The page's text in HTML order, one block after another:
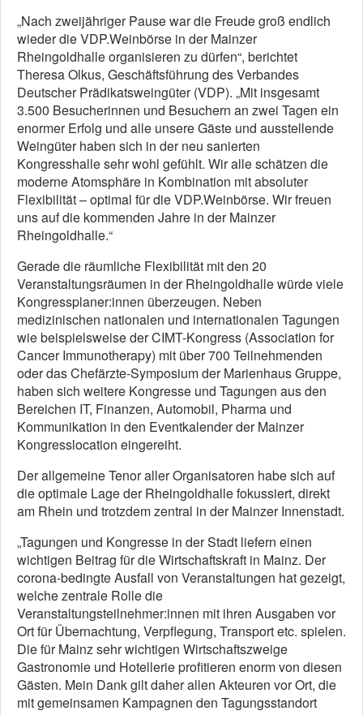
„Nach zweijähriger Pause war die Freude groß endlich
wieder die VDP.Weinbörse in der Mainzer
Rheingoldhalle organisieren zu dürfen“, berichtet
Theresa Olkus, Geschäftsführung des Verbandes
Deutscher Prädikatsweingüter (VDP). „Mit insgesamt
3.500 Besucherinnen und Besuchern an zwei Tagen ein
enormer Erfolg und alle unsere Gäste und ausstellende
Weingüter haben sich in der neu sanierten
Kongresshalle sehr wohl gefühlt. Wir alle schätzen die
moderne Atomsphäre in Kombination mit absoluter
Flexibilität – optimal für die VDP.Weinbörse. Wir freuen
uns auf die kommenden Jahre in der Mainzer
Rheingoldhalle.“
Gerade die räumliche Flexibilität mit den 20
Veranstaltungsräumen in der Rheingoldhalle würde viele
Kongressplaner:innen überzeugen. Neben
medizinischen nationalen und internationalen Tagungen
wie beispielsweise der CIMT-Kongress (Association for
Cancer Immunotherapy) mit über 700 Teilnehmenden
oder das Chefärzte-Symposium der Marienhaus Gruppe,
haben sich weitere Kongresse und Tagungen aus den
Bereichen IT, Finanzen, Automobil, Pharma und
Kommunikation in den Eventkalender der Mainzer
Kongresslocation eingereiht.
Der allgemeine Tenor aller Organisatoren habe sich auf
die optimale Lage der Rheingoldhalle fokussiert, direkt
am Rhein und trotzdem zentral in der Mainzer Innenstadt.
„Tagungen und Kongresse in der Stadt liefern einen
wichtigen Beitrag für die Wirtschaftskraft in Mainz. Der
corona-bedingte Ausfall von Veranstaltungen hat gezeigt,
welche zentrale Rolle die
Veranstaltungsteilnehmer:innen mit ihren Ausgaben vor
Ort für Übernachtung, Verpflegung, Transport etc. spielen.
Die für Mainz sehr wichtigen Wirtschaftszweige
Gastronomie und Hotellerie profitieren enorm von diesen
Gästen. Mein Dank gilt daher allen Akteuren vor Ort, die
mit gemeinsamen Kampagnen den Tagungsstandort